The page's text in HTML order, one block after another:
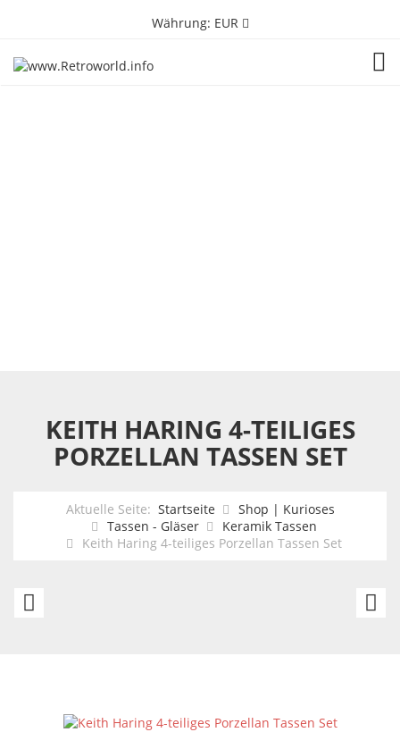
Währung: EUR
KEITH HARING 4-TEILIGES
PORZELLAN TASSEN SET
Aktuelle Seite: Startseite
Shop | Kurioses
Tassen - Gläser
Keramik Tassen
Keith Haring 4-teiliges Porzellan Tassen Set
Tasse